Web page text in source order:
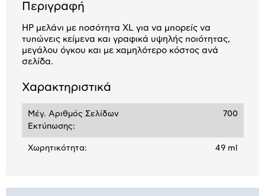
Περιγραφή
HP μελάνι με ποσότητα XL για να μπορείς να
τυπώνεις κείμενα και γραφικά υψηλής ποιότητας,
μεγάλου όγκου και με χαμηλότερο κόστος ανά
σελίδα.
Χαρακτηριστικά
Μέγ. Αριθμός Σελίδων
Εκτύπωσης:
700
Χωρητικότητα: 49 ml